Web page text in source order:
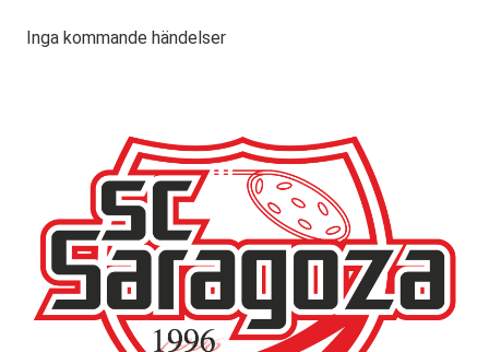
Inga kommande händelser